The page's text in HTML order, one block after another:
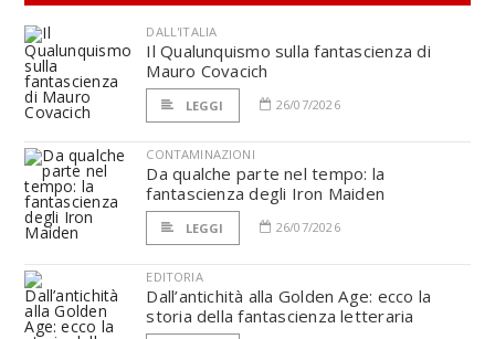
DALL'ITALIA
Il Qualunquismo sulla fantascienza di
Mauro Covacich
LEGGI 26/07/2026
CONTAMINAZIONI
Da qualche parte nel tempo: la
fantascienza degli Iron Maiden
LEGGI 26/07/2026
EDITORIA
Dall’antichità alla Golden Age: ecco la
storia della fantascienza letteraria